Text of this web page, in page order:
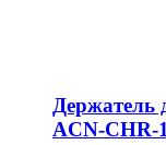
Держатель
ACN-CHR-